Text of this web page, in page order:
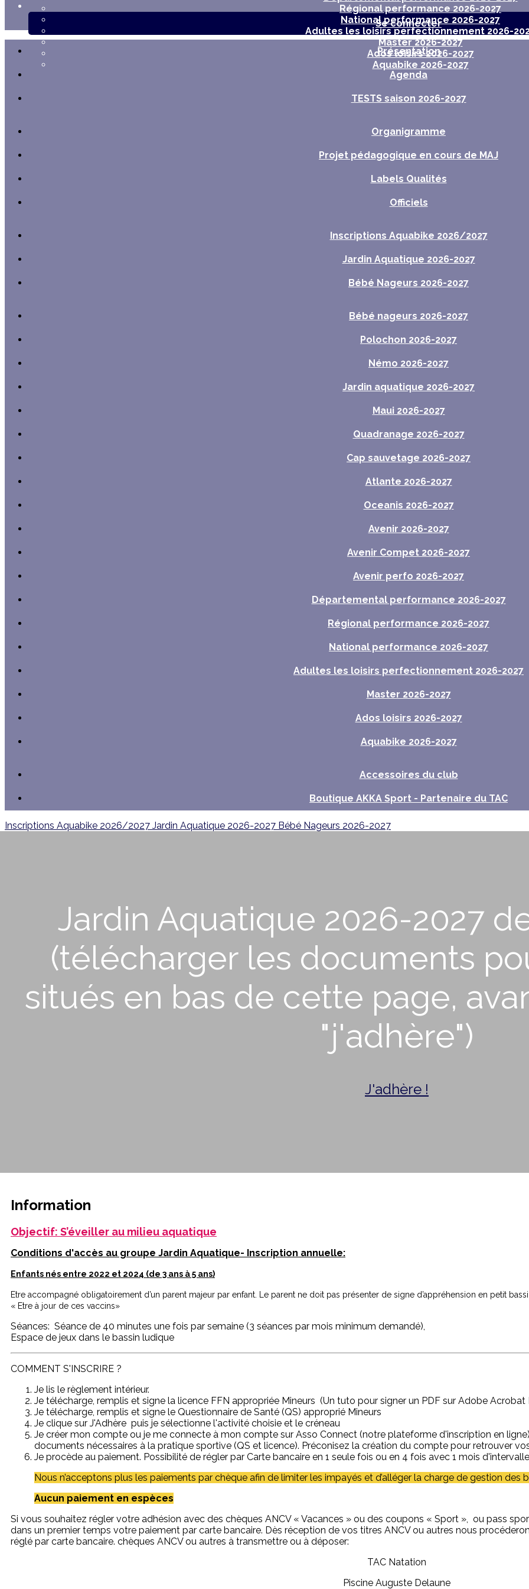
Régional performance 2026-2027
National performance 2026-2027
Adultes les loisirs perfectionnement 2026-
Master 2026-2027
Ados loisirs 2026-2027
Aquabike 2026-2027
Se connecter
Présentation
Agenda
TESTS saison 2026-2027
Organigramme
Projet pédagogique en cours de MAJ
Labels Qualités
Officiels
Inscriptions Aquabike 2026/2027
Jardin Aquatique 2026-2027
Bébé Nageurs 2026-2027
Bébé nageurs 2026-2027
Polochon 2026-2027
Némo 2026-2027
Jardin aquatique 2026-2027
Maui 2026-2027
Quadranage 2026-2027
Cap sauvetage 2026-2027
Atlante 2026-2027
Oceanis 2026-2027
Avenir 2026-2027
Avenir Compet 2026-2027
Avenir perfo 2026-2027
Départemental performance 2026-2027
Régional performance 2026-2027
National performance 2026-2027
Adultes les loisirs perfectionnement 2026-2027
Master 2026-2027
Ados loisirs 2026-2027
Aquabike 2026-2027
Accessoires du club
Boutique AKKA Sport - Partenaire du TAC
Inscriptions Aquabike 2026/2027 Jardin Aquatique 2026-2027 Bébé Nageurs 2026-2027
Jardin Aquatique 2026-2027
(télécharger les documents
situés en bas de cette page,
"j'adhère")
J'adhère !
Information
Objectif: S’éveiller au milieu aquatique
Conditions d'accès au groupe Jardin Aquatique- Inscription annuelle:
Enfants nés entre 2022 et 2024 (de 3 ans à 5 ans)
Etre accompagné obligatoirement d’un parent majeur par enfant. Le parent ne doit pas présenter de signe d’appréhension en petit
« Etre à jour de ces vaccins»
Séances: Séance de 40 minutes une fois par semaine (3 séances par mois minimum demandé),
Espace de jeux dans le bassin ludique
COMMENT S'INSCRIRE ?
Je lis le règlement intérieur.
Je télécharge, remplis et signe la licence FFN appropriée Mineurs (Un tuto pour signer un PDF sur Adobe Acrobat
Je télécharge, remplis et signe le Questionnaire de Santé (QS) approprié Mineurs
Je clique sur J'Adhère puis je sélectionne l'activité choisie et le créneau
Je créer mon compte ou je me connecte à mon compte sur Asso Connect (notre plateforme d'inscription en
documents nécessaires à la pratique sportive (QS et licence). Préconisez la création du compte pour retrouver
Je procède au paiement. Possibilité de régler par Carte bancaire en 1 seule fois ou en 4 fois avec 1 mois
Nous n’acceptons plus les paiements par chèque afin de limiter les impayés et d’alléger la charge de gestion des
Aucun paiement en espèces
Si vous souhaitez régler votre adhésion avec des chèques ANCV « Vacances » ou des coupons « Sport », ou
dans un premier temps votre paiement par carte bancaire. Dès réception de vos titres ANCV ou autres nous
réglé par carte bancaire. chèques ANCV ou autres à transmettre ou à déposer:
TAC Natation
Piscine Auguste Delaune